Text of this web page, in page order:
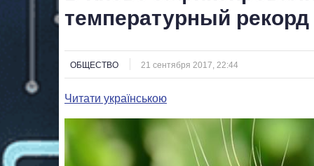
температурный рекорд
ОБЩЕСТВО 21 сентября 2017, 22:44
Читати українською